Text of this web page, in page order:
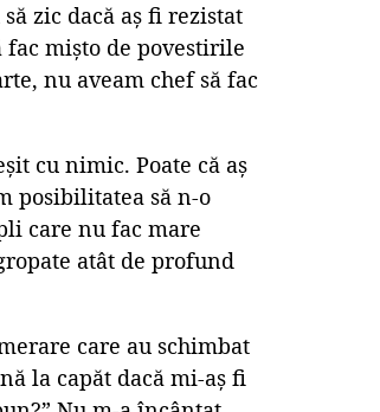
zic dacă aș fi rezistat
mișto de povestirile
nu aveam chef să fac
cu nimic. Poate că aș
posibilitatea să n-o
care nu fac mare
atât de profund
care au schimbat
la capăt dacă mi-aș fi